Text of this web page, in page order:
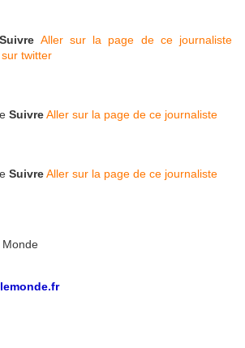
Suivre Aller sur la page de ce journaliste
twitter
SuivreAller sur la page de ce journaliste
SuivreAller sur la page de ce journaliste